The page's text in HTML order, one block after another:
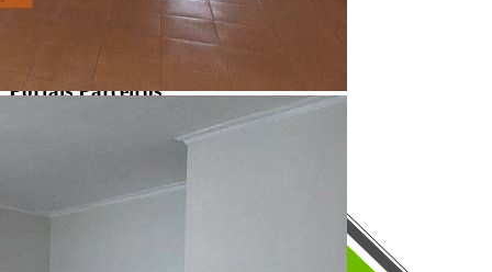
Política de Privacidade
Portais Parceiros